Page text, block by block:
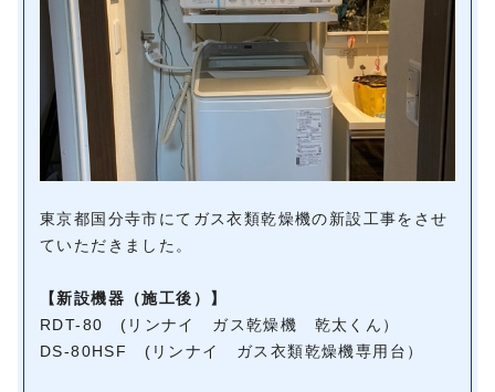
東京都国分寺市にてガス衣類乾燥機の新設工事をさせ
ていただきました。
【新設機器（施工後）】
RDT-80 (リンナイ ガス乾燥機 乾太くん）
DS-80HSF (リンナイ ガス衣類乾燥機専用台）